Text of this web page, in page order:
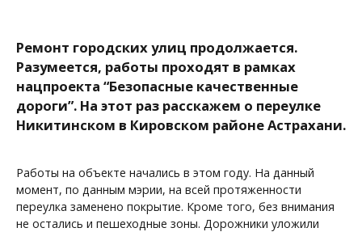
Ремонт городских улиц продолжается.
Разумеется, работы проходят в рамках
нацпроекта “Безопасные качественные
дороги”. На этот раз расскажем о переулке
Никитинском в Кировском районе Астрахани.
Работы на объекте начались в этом году. На данный
момент, по данным мэрии, на всей протяженности
переулка заменено покрытие. Кроме того, без внимания
не остались и пешеходные зоны. Дорожники уложили